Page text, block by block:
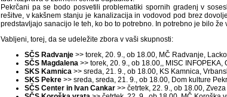
Pekrčani pa se bodo posvetili problematiki spornih gradenj v
rešitve, v kakšnem stanju je kanalizacija in vodovod pod brez
predstavljajo sanacijo le teh, ko bo to potrebno. In potrebno je bilo
Vabljeni, torej, da se udeležite zbora v vaši skupnosti:
SČS Radvanje >> torek, 20. 9., ob 18.00, MČ Radvanje,
SČS Magdalena >> torek, 20. 9., ob 18.00,, MISC INFOPEKA,
SKS Kamnica >> sreda, 21. 9., ob 18.00, KS Kamnica,
SKS Pekre >> sreda, sreda, 21. 9., ob 18.00, Dom kulture
SČS Center in Ivan Cankar >> četrtek, 22. 9., ob 18.00,